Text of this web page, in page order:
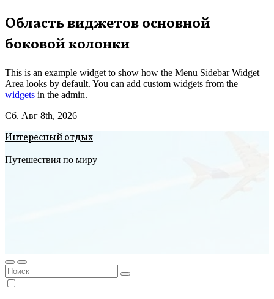
Перейти
к
содержимому
Область виджетов основной
боковой колонки
This is an example widget to show how the Menu Sidebar Widget
Area looks by default. You can add custom widgets from the
widgets in the admin.
Сб. Авг 8th, 2026
Интересный отдых
Путешествия по миру